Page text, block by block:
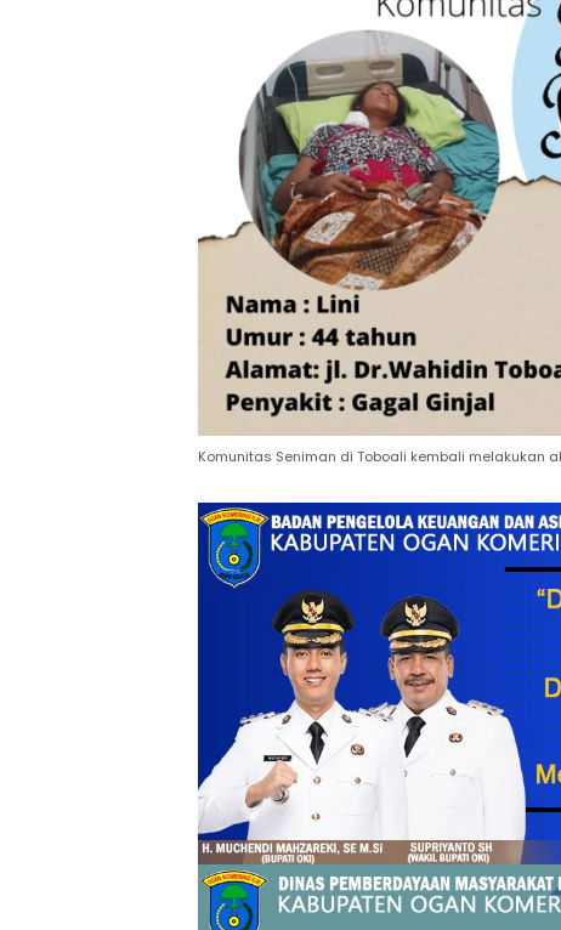
Komunitas Seniman di Toboali kembali